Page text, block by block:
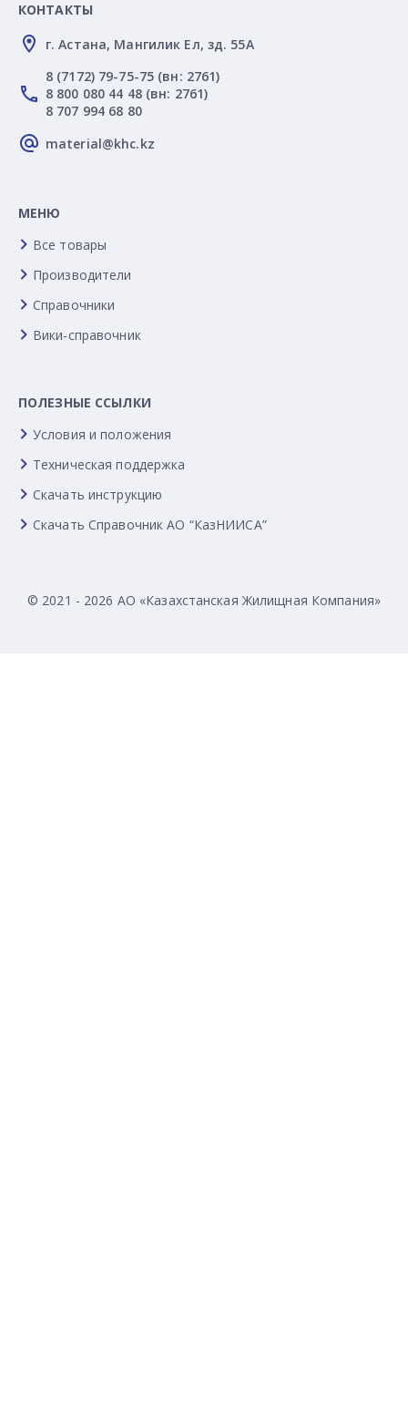
КОНТАКТЫ
г. Астана, Мангилик Ел, зд. 55А
8 (7172) 79-75-75 (вн: 2761)
8 800 080 44 48 (вн: 2761)
8 707 994 68 80
material@khc.kz
МЕНЮ
Все товары
Производители
Справочники
Вики-справочник
ПОЛЕЗНЫЕ ССЫЛКИ
Условия и положения
Техническая поддержка
Скачать инструкцию
Скачать Справочник АО “КазНИИСА”
© 2021 - 2026 АО «Казахстанская Жилищная Компания»